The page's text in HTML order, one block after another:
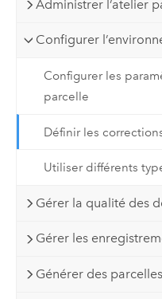
Administrer l’atelier
Configurer
Configurer les
parcelle
Définir les
Utiliser différents
Gérer la qualité des
Gérer les
Générer des parcelles